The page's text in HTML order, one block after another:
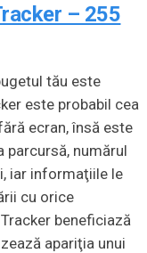
– 255
tău este
este probabil cea
ecran, însă este
parcursă, numărul
iar informaţiile le
cu orice
beneficiază
apariţia unui